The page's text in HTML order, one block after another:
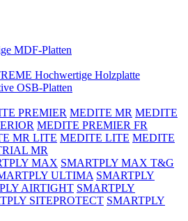
MDF-Platten
Hochwertige Holzplatte
OSB-Platten
PREMIER MEDITE MR MEDITE
MEDITE PREMIER FR
MR LITE MEDITE LITE MEDITE
MR
MAX SMARTPLY MAX T&G
ULTIMA SMARTPLY
AIRTIGHT SMARTPLY
SITEPROTECT SMARTPLY